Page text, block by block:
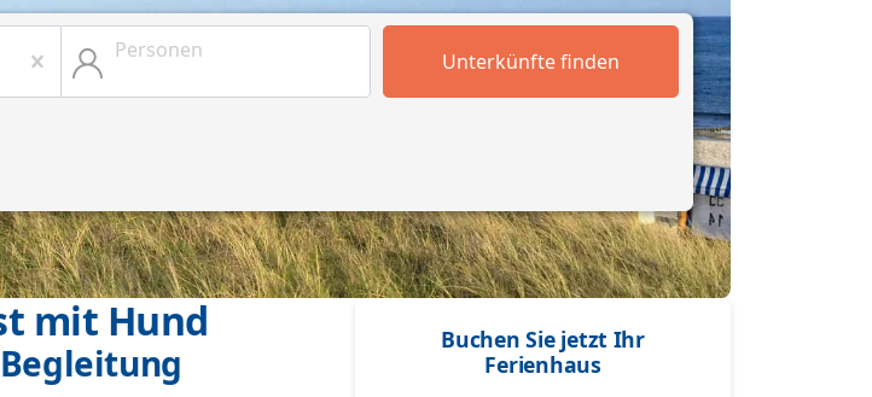
Personen Unterkünfte finden
mit Hund
Buchen Sie jetzt Ihr
Ferienhaus